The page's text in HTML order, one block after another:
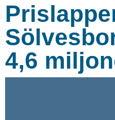
4,6